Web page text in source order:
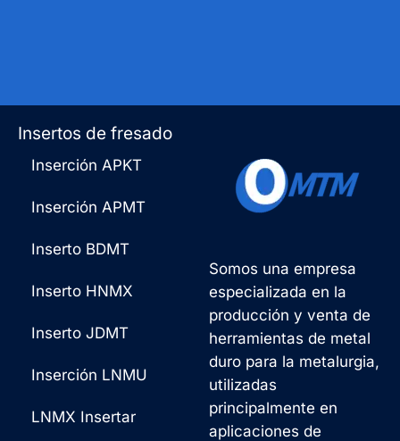
Somos una empresa
especializada en la
producción y venta de
herramientas de metal
duro para la metalurgia,
utilizadas
principalmente en
aplicaciones de
Insertos de fresado
Inserción APKT
Inserción APMT
Inserto BDMT
Inserto HNMX
Inserto JDMT
Inserción LNMU
LNMX Insertar